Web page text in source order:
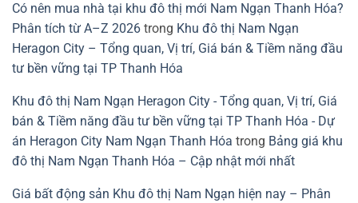
Có nên mua nhà tại khu đô thị mới Nam Ngạn Thanh Hóa?
Phân tích từ A–Z 2026 trong Khu đô thị Nam Ngạn
Heragon City – Tổng quan, Vị trí, Giá bán & Tiềm năng đầu
tư bền vững tại TP Thanh Hóa
Khu đô thị Nam Ngạn Heragon City - Tổng quan, Vị trí, Giá
bán & Tiềm năng đầu tư bền vững tại TP Thanh Hóa - Dự
án Heragon City Nam Ngạn Thanh Hóa trong Bảng giá khu
đô thị Nam Ngạn Thanh Hóa – Cập nhật mới nhất
Giá bất động sản Khu đô thị Nam Ngạn hiện nay – Phân